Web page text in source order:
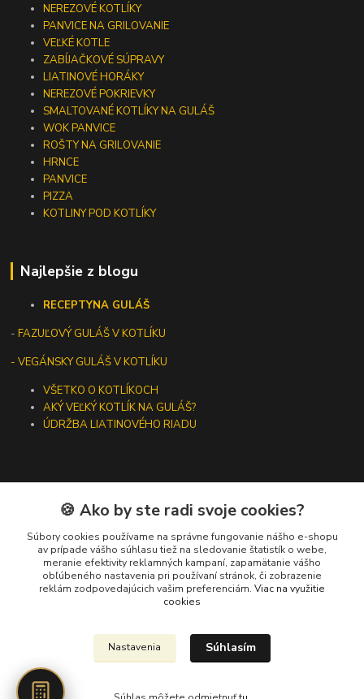
NEREZOVÉ KOTLÍKY
PANVICE NA GRILOVANIE
VEĽKÉ KOTLE
ZABÍJAČKOVÉ SÚPRAVY
LIATINOVÉ HORÁKY
NEREZOVÉ POKRIEVKY
SMALTOVANÉ KOTLÍKY NA GULÁŠ
WOK PANVICE
ROŠTY NA GRILOVANIE
HRNCE
PANVICE
PIZZA
KOTLINY POD KOTLÍKY
Najlepšie z blogu
RECEPTYNA GULÁŠ
-FAZUĽOVÝ GULÁŠ V KOTLÍKU
- VEGÁNSKY GULÁŠ V KOTLÍKU
VŠETKO O KOTLÍKOCH
AKÝ VEĽKÝ KOTLÍK NA GULÁŠ?
ÚDRŽBA LIATINOVÉHO RIADU
Kontakty
+421 919 275 553
(Po-Pia, 10-13 hod.)
ikotliky@ikotliky.sk
🍪 Ako by ste radi svoje cookies?
Súbory cookies používame na správne fungovanie nášho e-shopu
av prípade vášho súhlasu tiež na sledovanie štatistík o webe,
meranie efektivity reklamných kampaní, zapamätanie vášho
obľúbeného nastavenia pri používaní stránok, či zobrazenie
reklám zodpovedajúcich vašim preferenciám. Viac na využitie
cookies
Nastavenia Súhlasím